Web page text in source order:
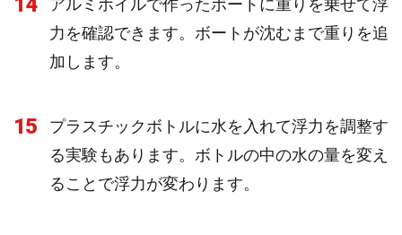
アルミホイルで作ったボートに重りを乗せて浮
力を確認できます。ボートが沈むまで重りを追
加します。
15
プラスチックボトルに水を入れて浮力を調整す
る実験もあります。ボトルの中の水の量を変え
ることで浮力が変わります。